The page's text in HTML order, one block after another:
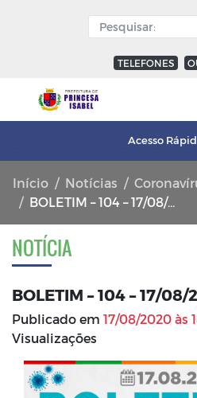
TELEFONES
Acesso
Início Notícias
BOLETIM – 104 – 17/08/2020 – 18h
NOTÍCIA
BOLETIM – 104 – 17/08/
Publicado em 17/08/2020 às
Visualizações